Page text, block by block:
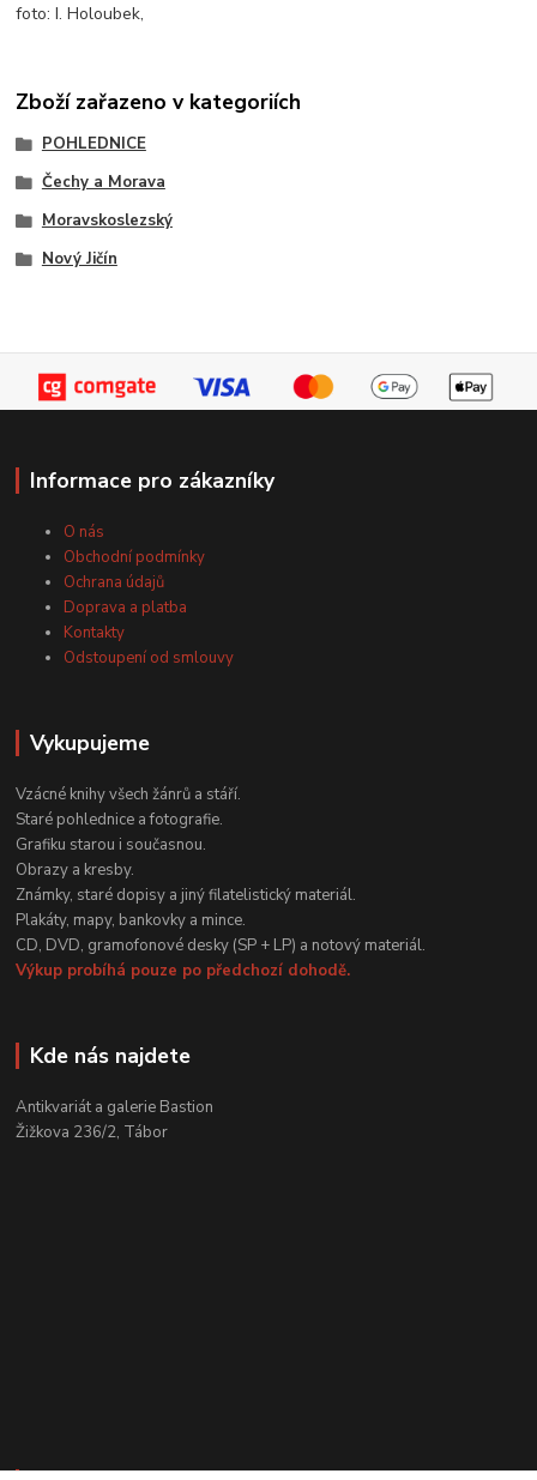
foto: I. Holoubek,
Zboží zařazeno v kategoriích
POHLEDNICE
Čechy a Morava
Moravskoslezský
Nový Jičín
Informace pro zákazníky
O nás
Obchodní podmínky
Ochrana údajů
Doprava a platba
Kontakty
Odstoupení od smlouvy
Vykupujeme
Vzácné knihy všech žánrů a stáří.
Staré pohlednice a fotografie.
Grafiku starou i současnou.
Obrazy a kresby.
Známky, staré dopisy a jiný filatelistický materiál.
Plakáty, mapy, bankovky a mince.
CD, DVD, gramofonové desky (SP + LP) a notový materiál.
Výkup probíhá pouze po předchozí dohodě.
Kde nás najdete
Antikvariát a galerie Bastion
Žižkova 236/2, Tábor